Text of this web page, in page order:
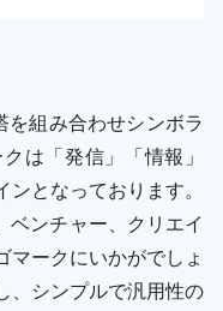
組み合わせシンボラ
は「発信」「情報」
となっております。
ベンチャー、クリエイ
マークにいかがでしょ
、シンプルで汎用性の